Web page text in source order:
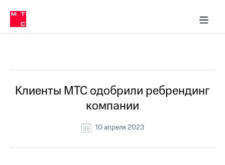
Медиа-центр
и акционерам
Устойчивое развитие
Комплаенс и деловая этика
компании
Карьера
История
Руководство
в МТС
Пресс-
релизы
о технологиях
Клиенты МТС одобрили ребрендинг
компании
10 апреля 2023